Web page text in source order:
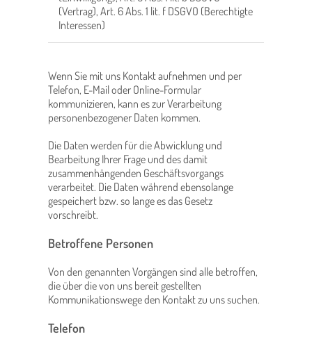
(Vertrag), Art. 6 Abs. 1 lit. f DSGVO (Berechtigte
Interessen)
Wenn Sie mit uns Kontakt aufnehmen und per
Telefon, E-Mail oder Online-Formular
kommunizieren, kann es zur Verarbeitung
personenbezogener Daten kommen.
Die Daten werden für die Abwicklung und
Bearbeitung Ihrer Frage und des damit
zusammenhängenden Geschäftsvorgangs
verarbeitet. Die Daten während ebensolange
gespeichert bzw. so lange es das Gesetz
vorschreibt.
Betroffene Personen
Von den genannten Vorgängen sind alle betroffen,
die über die von uns bereit gestellten
Kommunikationswege den Kontakt zu uns suchen.
Telefon